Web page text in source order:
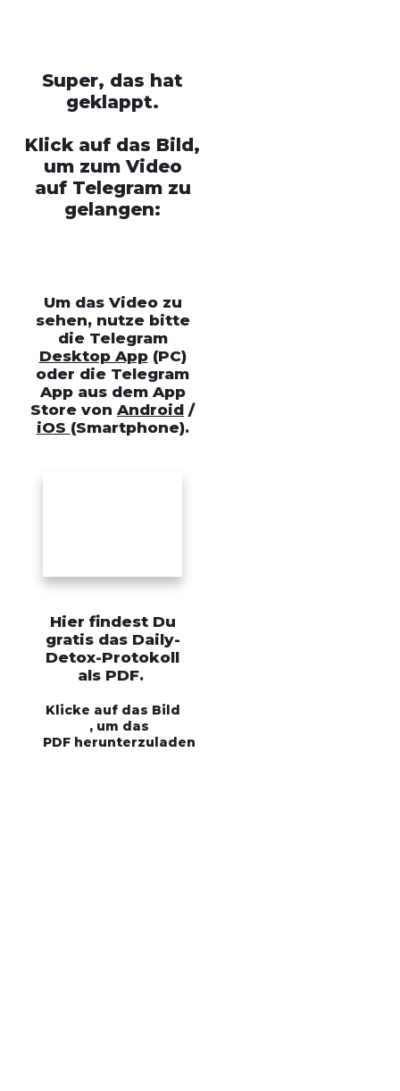
Super, das hat
geklappt.
Klick auf das Bild,
um zum Video
auf Telegram zu
gelangen:
Um das Video zu
sehen, nutze bitte
die Telegram
Desktop App(PC)
oder die Telegram
App aus dem App
Store von Android /
iOS (Smartphone).
Hier findest Du
gratis das Daily-
Detox-Protokoll
als PDF.
Klicke auf das Bild
, um das
PDF herunterzuladen